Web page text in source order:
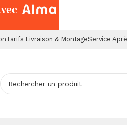
Tarifs Livraison & MontageService